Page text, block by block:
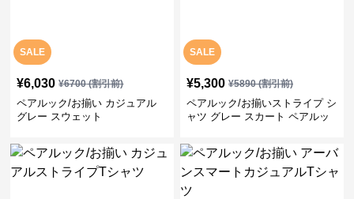
SALE
¥6,030 ¥6700(割引前)
ペアルック/お揃い カジュアル
グレー スウェット
SALE
¥5,300 ¥5890(割引前)
ペアルック/お揃いストライプ シ
ャツ グレー スカート ペアルッ